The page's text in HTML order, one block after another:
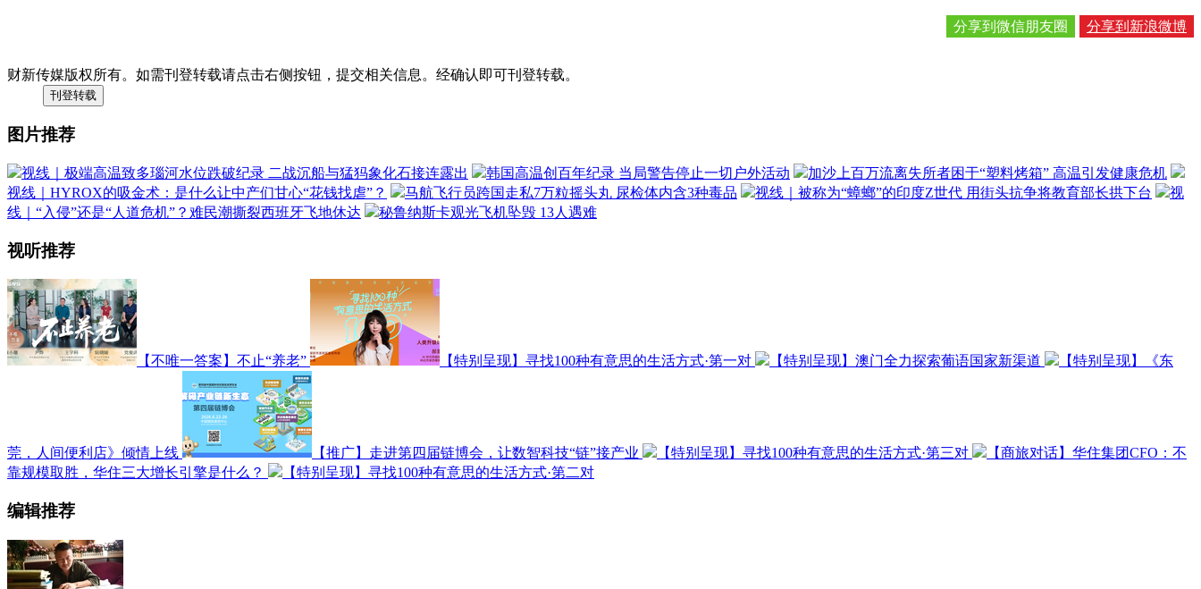
分享到新浪微博
分享到微信朋友圈
财新传媒版权所有。如需刊登转载请点击右侧按钮，提交相关信息。经确认即可刊登转载。
图片推荐
视线｜极端高温致多瑙河水位跌破纪录 二战沉船与猛犸象化石接连露出 韩国高温创百年纪录 当局警告停止一切户外活动
加沙上百万流离失所者困于“塑料烤箱” 高温引发健康危机
视线｜HYROX的吸金术：是什么让中产们甘心“花钱找虐”？
马航飞行员跨国走私7万粒摇头丸 尿检体内含3种毒品 视线｜被称为“蟑螂”的印度Z世代 用街头抗争将教育部长拱下台
视
线｜“入侵”还是“人道危机”？难民潮撕裂西班牙飞地休达
秘鲁纳斯卡观光飞机坠毁 13人遇难
视听推荐
【不唯一答案】不止“养老” 【特别呈现】寻找100种有意思的生活方式·第一对 【特别呈现】澳门全力探索葡语国家新渠道 【特别呈现】《东
莞，人间便利店》倾情上线 【推广】走进第四届链博会，让数智科技“链”接产业 【特别呈现】寻找100种有意思的生活方式·第三对
【商旅对话】华住集团CFO：不
靠规模取胜，华住三大增长引擎是什么？
【特别呈现】寻找100种有意思的生活方式·第二对
编辑推荐